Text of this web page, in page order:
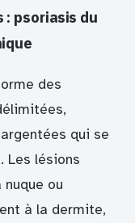
: psoriasis du
des
qui se
Les lésions
ou
à la dermite,